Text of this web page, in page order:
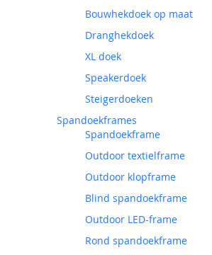
Bouwhekdoek op maat
Dranghekdoek
XL doek
Speakerdoek
Steigerdoeken
Spandoekframes
Spandoekframe
Outdoor textielframe
Outdoor klopframe
Blind spandoekframe
Outdoor LED-frame
Rond spandoekframe